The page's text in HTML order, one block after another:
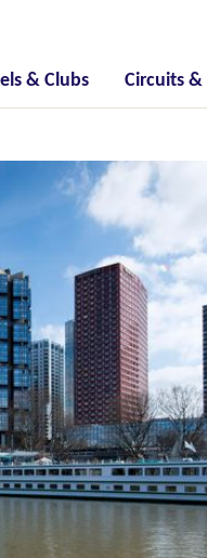
& Clubs Circuits